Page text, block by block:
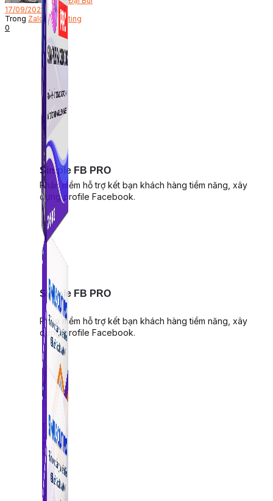
Simple FB PRO
Phần mềm hỗ trợ kết bạn khách hàng tiềm năng, xây
dựng profile Facebook.
Simple FB PRO
Phần mềm hỗ trợ kết bạn khách hàng tiềm năng, xây
dựng profile Facebook.
17/09/2025
Trong Zalo Marketing
0